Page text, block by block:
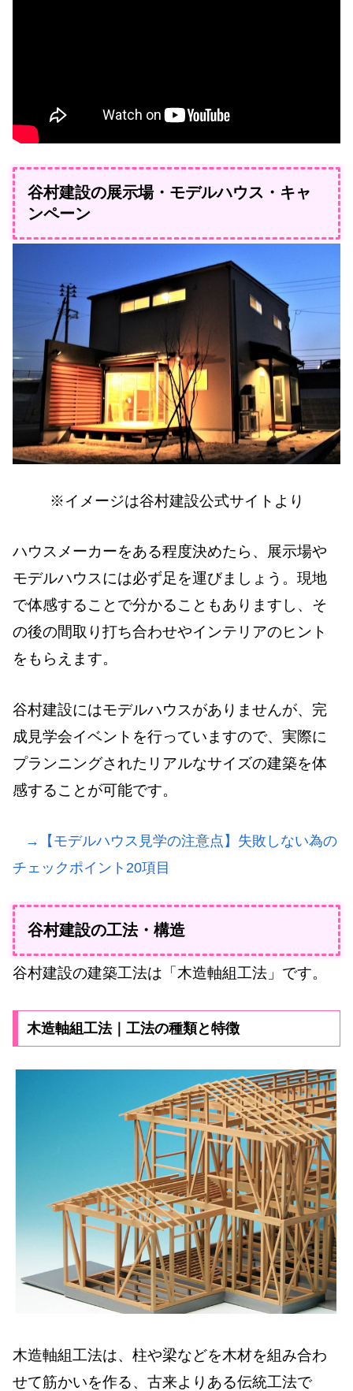
谷村建設の展示場・モデルハウス・キャ
ンペーン
※イメージは谷村建設公式サイトより
ハウスメーカーをある程度決めたら、展示場や
モデルハウスには必ず足を運びましょう。現地
で体感することで分かることもありますし、そ
の後の間取り打ち合わせやインテリアのヒント
をもらえます。
谷村建設にはモデルハウスがありませんが、完
成見学会イベントを行っていますので、実際に
プランニングされたリアルなサイズの建築を体
感することが可能です。
→【モデルハウス見学の注意点】失敗しない為の
チェックポイント20項目
谷村建設の工法・構造
谷村建設の建築工法は「木造軸組工法」です。
木造軸組工法｜工法の種類と特徴
木造軸組工法は、柱や梁などを木材を組み合わ
せて筋かいを作る、古来よりある伝統工法で